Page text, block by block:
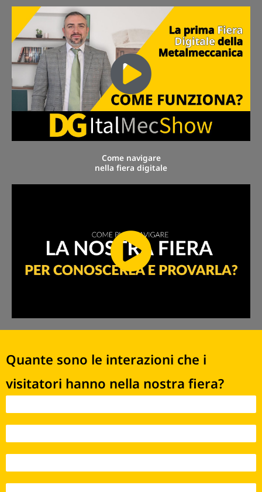
Come navigare
nella fiera digitale
Quante sono le interazioni che i
visitatori hanno nella nostra fiera?